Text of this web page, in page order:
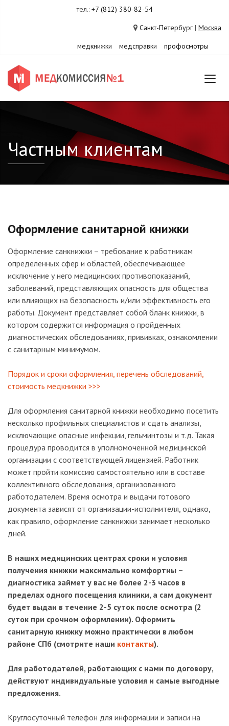
тел.: +7 (812) 380-82-54
Санкт-Петербург | Москва
медкнижки
медсправки профосмотры
Частным клиентам
Оформление санитарной книжки
Оформление санкнижки – требование к работникам
определенных сфер и областей, обеспечивающее
исключение у него медицинских противопоказаний,
заболеваний, представляющих опасность для общества
или влияющих на безопасность и/или эффективность его
работы. Документ представляет собой бланк книжки, в
котором содержится информация о пройденных
диагностических обследованиях, прививках, ознакомлении
с санитарным минимумом.
Порядок и сроки оформления, перечень обследований,
стоимость медкнижки >>>
Для оформления санитарной книжки необходимо посетить
несколько профильных специалистов и сдать анализы,
исключающие опасные инфекции, гельминтозы и т.д. Такая
процедура проводится в уполномоченной медицинской
организации с соответствующей лицензией. Работник
может пройти комиссию самостоятельно или в составе
коллективного обследования, организованного
работодателем. Время осмотра и выдачи готового
документа зависят от организации-исполнителя, однако,
как правило, оформление санкнижки занимает несколько
дней.
В наших медицинских центрах сроки и условия
получения книжки максимально комфортны –
диагностика займет у вас не более 2-3 часов в
пределах одного посещения клиники, а сам документ
будет выдан в течение 2-5 суток после осмотра (2
суток при срочном оформлении). Оформить
санитарную книжку можно практически в любом
районе СПб (смотрите наши контакты).
Для работодателей, работающих с нами по договору,
действуют индивидуальные условия и самые выгодные
предложения.
Круглосуточный телефон для информации и записи на